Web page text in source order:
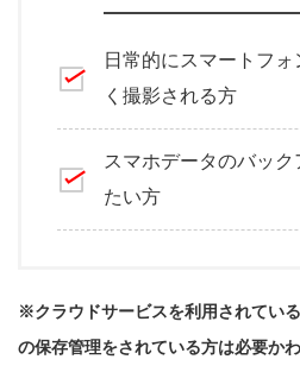
日常的にスマートフ
く撮影される方
スマホデータのバッ
たい方
※クラウドサービスを利用されてい
の保存管理をされている方は必要か